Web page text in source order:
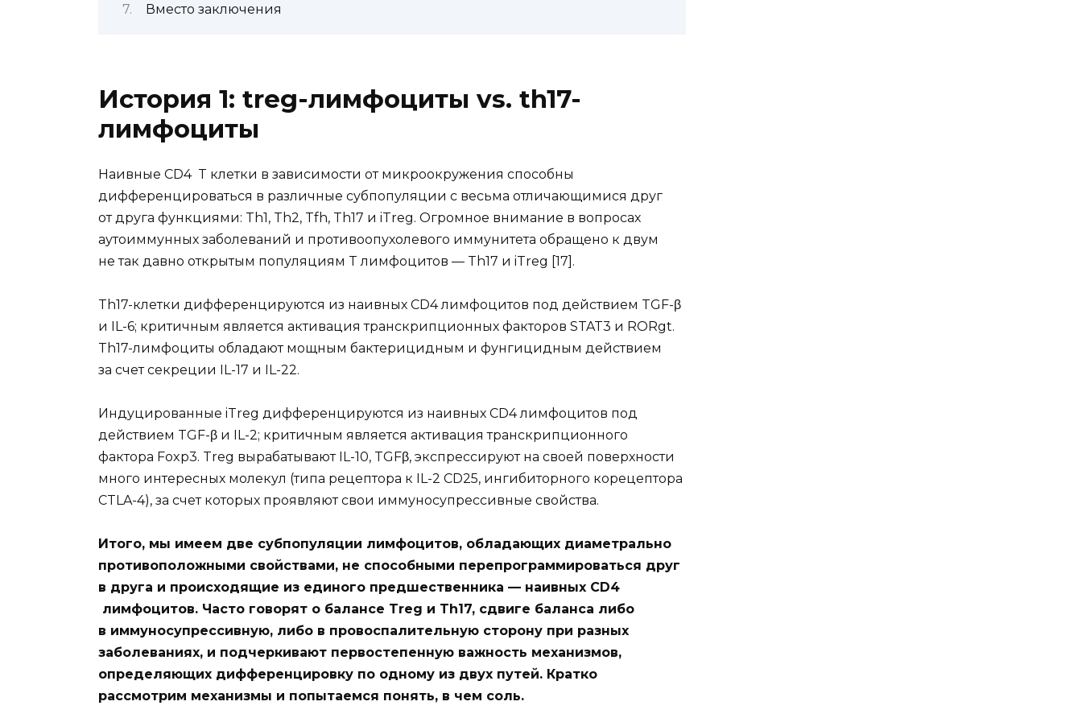
Вместо заключения
История 1: treg-лимфоциты vs. th17-
лимфоциты
Наивные CD4 T клетки в зависимости от микроокружения способны
дифференцироваться в различные субпопуляции с весьма отличающимися друг
от друга функциями: Th1, Th2, Tfh, Th17 и iTreg. Огромное внимание в вопросах
аутоиммунных заболеваний и противоопухолевого иммунитета обращено к двум
не так давно открытым популяциям T лимфоцитов — Th17 и iTreg [17].
Th17-клетки дифференцируются из наивных CD4 лимфоцитов под действием TGF-β
и IL-6; критичным является активация транскрипционных факторов STAT3 и RORgt.
Th17-лимфоциты обладают мощным бактерицидным и фунгицидным действием
за счет секреции IL-17 и IL-22.
Индуцированные iTreg дифференцируются из наивных CD4 лимфоцитов под
действием TGF-β и IL-2; критичным является активация транскрипционного
фактора Foxp3. Treg вырабатывают IL-10, TGFβ, экспрессируют на своей поверхности
много интересных молекул (типа рецептора к IL-2 СD25, ингибиторного корецептора
CTLA-4), за счет которых проявляют свои иммуносупрессивные свойства.
Итого, мы имеем две субпопуляции лимфоцитов, обладающих диаметрально
противоположными свойствами, не способными перепрограммироваться друг
в друга и происходящие из единого предшественника — наивных CD4
лимфоцитов. Часто говорят о балансе Treg и Th17, сдвиге баланса либо
в иммуносупрессивную, либо в провоспалительную сторону при разных
заболеваниях, и подчеркивают первостепенную важность механизмов,
определяющих дифференцировку по одному из двух путей. Кратко
рассмотрим механизмы и попытаемся понять, в чем соль.